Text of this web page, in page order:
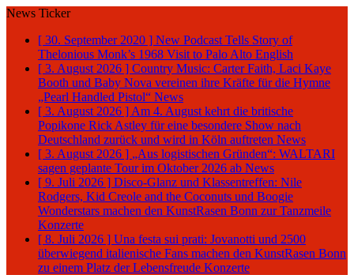
News Ticker
[ 30. September 2020 ] New Podcast Tells Story of
Thelonious Monk’s 1968 Visit to Palo Alto English
[ 3. August 2026 ] Country Music: Carter Faith, Laci Kaye
Booth und Baby Nova vereinen ihre Kräfte für die Hymne
„Pearl Handled Pistol“ News
[ 3. August 2026 ] Am 4. August kehrt die britische
Popikone Rick Astley für eine besondere Show nach
Deutschland zurück und wird in Köln auftreten News
[ 3. August 2026 ] „Aus logistischen Gründen“: WALTARI
sagen geplante Tour im Oktober 2026 ab News
[ 9. Juli 2026 ] Disco-Glanz und Klassentreffen: Nile
Rodgers, Kid Creole and the Coconuts und Boogie
Wonderstars machen den KunstRasen Bonn zur Tanzmeile
Konzerte
[ 8. Juli 2026 ] Una festa sui prati: Jovanotti und 2500
überwiegend italienische Fans machen den KunstRasen Bonn
zu einem Platz der Lebensfreude Konzerte